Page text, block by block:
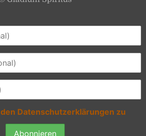
Datenschutzerklärungen zu